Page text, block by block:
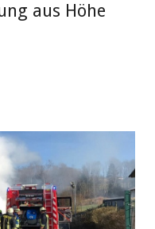
aus Höhe